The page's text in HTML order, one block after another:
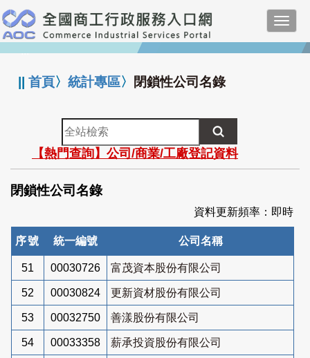
跳
到
主
要
:::
||首頁〉統計專區〉 閉鎖性公司名錄
全
站
檢
索
【熱門查詢】公司/商業/工廠登記資料
閉鎖性公司名錄
資料更新頻率：即時
序號 統一編號 公司名稱
51 00030726 富茂資本股份有限公司
52 00030824 更新資材股份有限公司
53 00032750 善漾股份有限公司
54 00033358 薪承投資股份有限公司